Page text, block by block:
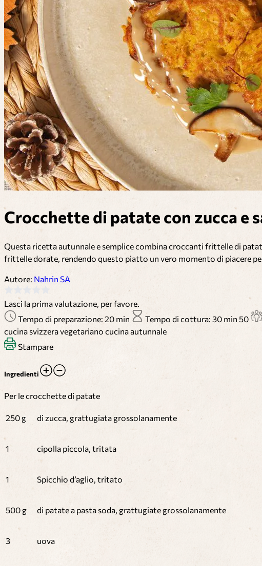
Crocchette di patate con zucca e
Questa ricetta autunnale e semplice combina croccanti frittelle di
frittelle dorate, rendendo questo piatto un vero momento di piacere
Autore: Nahrin SA
Lasci la prima valutazione, per favore.
Tempo di preparazione: 20 min
Tempo di cottura: 30 min 50
cucina svizzeravegetariano cucina autunnale
Stampare
Ingredienti
Per le crocchette di patate
250 g di zucca, grattugiata grossolanamente
1 cipolla piccola, tritata
1 Spicchio d’aglio, tritato
500 g di patate a pasta soda, grattugiate grossolanamente
3 uova